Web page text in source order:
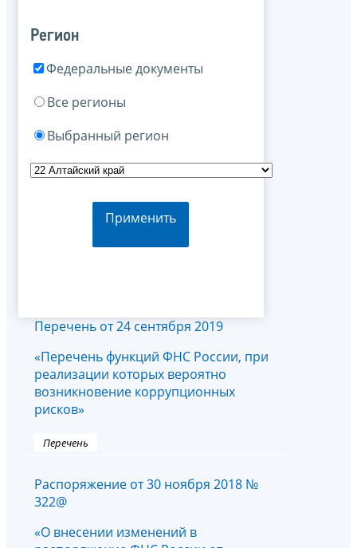
Регион
Федеральные документы
Все регионы
Выбранный регион
Применить
Перечень от 24 сентября 2019
«Перечень функций ФНС России, при
реализации которых вероятно
возникновение коррупционных
рисков»
Перечень
Распоряжение от 30 ноября 2018 №
322@
«О внесении изменений в